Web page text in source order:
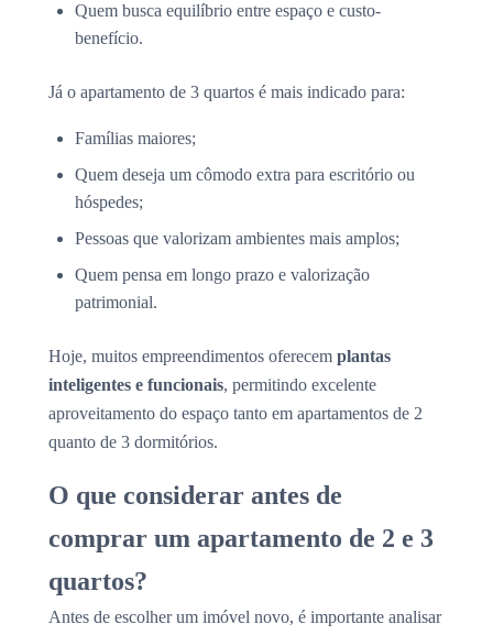
Quem busca equilíbrio entre espaço e custo-
benefício.
Já o apartamento de 3 quartos é mais indicado para:
Famílias maiores;
Quem deseja um cômodo extra para escritório ou
hóspedes;
Pessoas que valorizam ambientes mais amplos;
Quem pensa em longo prazo e valorização
patrimonial.
Hoje, muitos empreendimentos oferecem plantas
inteligentes e funcionais, permitindo excelente
aproveitamento do espaço tanto em apartamentos de 2
quanto de 3 dormitórios.
O que considerar antes de
comprar um apartamento de 2 e 3
quartos?
Antes de escolher um imóvel novo, é importante analisar